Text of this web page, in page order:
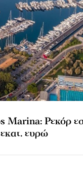
Marina: Ρεκόρ
ευρώ